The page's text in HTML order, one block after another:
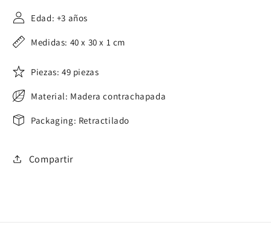
Edad: +3 años
Medidas: 40 x 30 x 1 cm
Piezas: 49 piezas
Material: Madera contrachapada
Packaging: Retractilado
Compartir